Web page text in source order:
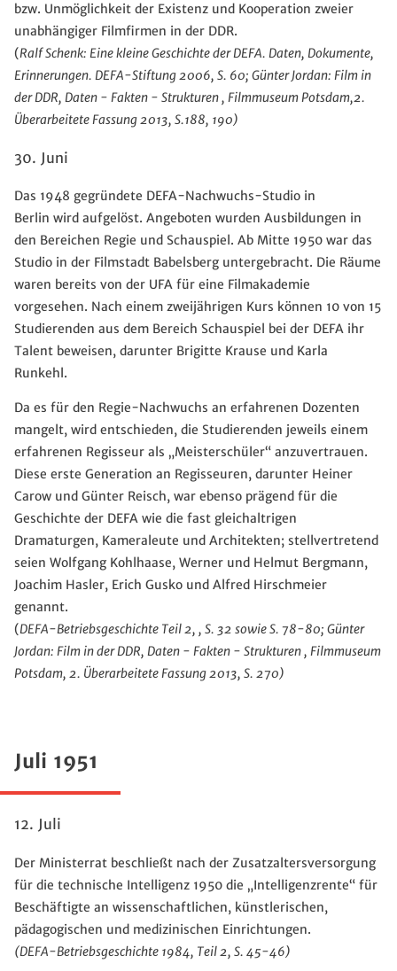
bzw. Unmöglichkeit der Existenz und Kooperation zweier
unabhängiger Filmfirmen in der DDR.
(Ralf Schenk: Eine kleine Geschichte der DEFA. Daten, Dokumente,
Erinnerungen. DEFA-Stiftung 2006, S. 60; Günter Jordan: Film in
der DDR, Daten - Fakten - Strukturen , Filmmuseum Potsdam,2.
Überarbeitete Fassung 2013, S.188, 190)
30. Juni
Das 1948 gegründete DEFA-Nachwuchs-Studio in
Berlin wird aufgelöst. Angeboten wurden Ausbildungen in
den Bereichen Regie und Schauspiel. Ab Mitte 1950 war das
Studio in der Filmstadt Babelsberg untergebracht. Die Räume
waren bereits von der UFA für eine Filmakademie
vorgesehen. Nach einem zweijährigen Kurs können 10 von 15
Studierenden aus dem Bereich Schauspiel bei der DEFA ihr
Talent beweisen, darunter Brigitte Krause und Karla
Runkehl.
Da es für den Regie-Nachwuchs an erfahrenen Dozenten
mangelt, wird entschieden, die Studierenden jeweils einem
erfahrenen Regisseur als „Meisterschüler“ anzuvertrauen.
Diese erste Generation an Regisseuren, darunter Heiner
Carow und Günter Reisch, war ebenso prägend für die
Geschichte der DEFA wie die fast gleichaltrigen
Dramaturgen, Kameraleute und Architekten; stellvertretend
seien Wolfgang Kohlhaase, Werner und Helmut Bergmann,
Joachim Hasler, Erich Gusko und Alfred Hirschmeier
genannt.
(DEFA-Betriebsgeschichte Teil 2, , S. 32 sowie S. 78-80; Günter
Jordan: Film in der DDR, Daten - Fakten - Strukturen , Filmmuseum
Potsdam, 2. Überarbeitete Fassung 2013, S. 270)
Juli 1951
12. Juli
Der Ministerrat beschließt nach der Zusatzaltersversorgung
für die technische Intelligenz 1950 die „Intelligenzrente“ für
Beschäftigte an wissenschaftlichen, künstlerischen,
pädagogischen und medizinischen Einrichtungen.
(DEFA-Betriebsgeschichte 1984, Teil 2, S. 45-46)